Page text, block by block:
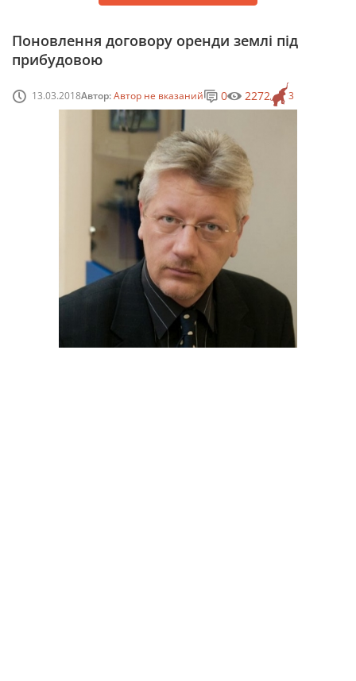
Поновлення договору оренди землі під
прибудовою
13.03.2018Автор:Автор не вказаний 3
0 2272